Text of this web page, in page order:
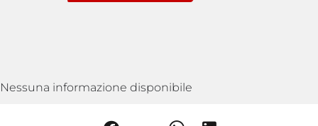
Nessuna informazione disponibile